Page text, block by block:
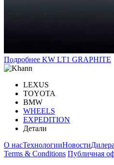
Подробнее KW LT1 GRAPHITE
LEXUS
TOYOTA
BMW
WHEELS
EXPEDITION
Детали
О насТехнологииНовости
Terms & Conditions Публичная